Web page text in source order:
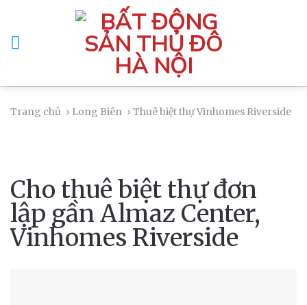
content
Trang chủ › Long Biên › Thuê biệt thự Vinhomes Riverside
Cho thuê biệt thự đơn
lập gần Almaz Center,
Vinhomes Riverside